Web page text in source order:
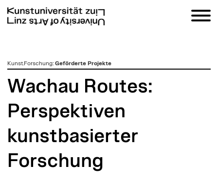
zumKunst.Forschung: Geförderte Projekte
Wachau Routes:
Perspektiven
kunstbasierter
Forschung